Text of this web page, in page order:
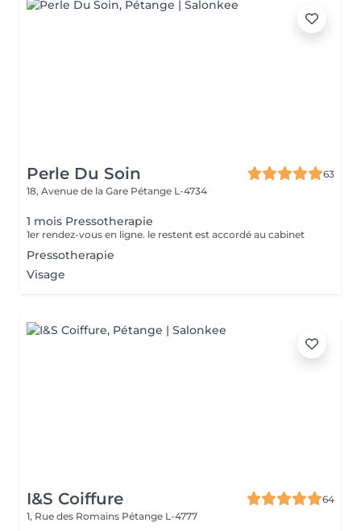
Perle Du Soin
63
18, Avenue de la Gare Pétange L-4734
1 mois Pressotherapie
1er rendez-vous en ligne. le restent est accordé au cabinet
Pressotherapie
Visage
I&S Coiffure
64
1, Rue des Romains Pétange L-4777